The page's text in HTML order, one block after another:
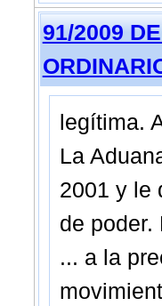
91/2009
legítima.
La
2001 y le
de poder.
... a la